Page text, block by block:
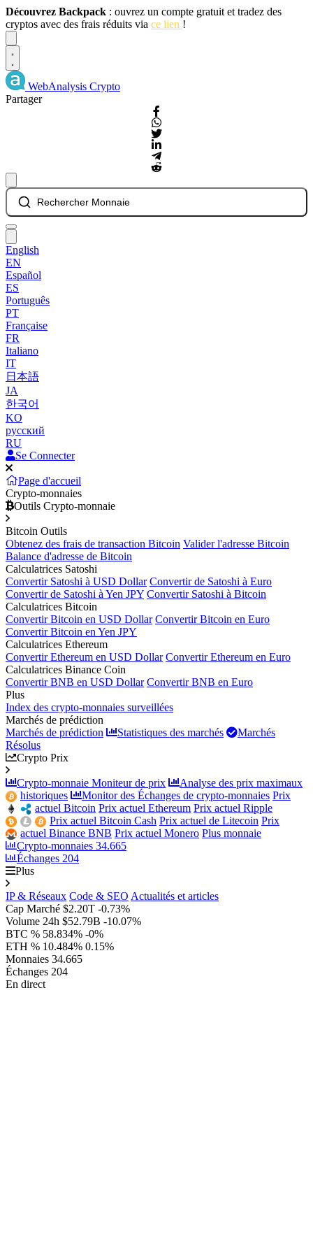
Découvrez Backpack : ouvrez un compte gratuit et tradez des
cryptos avec des frais réduits via ce lien !
WebAnalysis Crypto
Partager
Rechercher Monnaie
English
EN
Español
ES
Português
PT
Française
FR
Italiano
IT
日本語
JA
한국어
KO
русский
RU
Se Connecter
Page d'accueil
Crypto-monnaies
Outils Crypto-monnaie
Bitcoin Outils
Obtenez des frais de transaction Bitcoin Valider l'adresse Bitcoin
Balance d'adresse de Bitcoin
Calculatrices Satoshi
Convertir Satoshi à USD Dollar Convertir de Satoshi à Euro
Convertir de Satoshi à Yen JPY Convertir Satoshi à Bitcoin
Calculatrices Bitcoin
Convertir Bitcoin en USD Dollar Convertir Bitcoin en Euro
Convertir Bitcoin en Yen JPY
Calculatrices Ethereum
Convertir Ethereum en USD Dollar Convertir Ethereum en Euro
Calculatrices Binance Coin
Convertir BNB en USD Dollar Convertir BNB en Euro
Plus
Index des crypto-monnaies surveillées
Marchés de prédiction
Marchés de prédiction
Statistiques des marchés
Marchés
Résolus
Crypto Prix
Crypto-monnaie Moniteur de prix
Analyse des prix maximaux
historiques
Monitor des Échanges de crypto-monnaies Prix
actuel Bitcoin Prix actuel Ethereum Prix actuel Ripple
Prix actuel Bitcoin Cash Prix actuel de Litecoin Prix
actuel Binance BNB Prix actuel Monero Plus monnaie
Crypto-monnaies 34.665
Échanges 204
Plus
IP & Réseaux Code & SEO Actualités et articles
Cap Marché $2.20T -0.73%
Volume 24h $52.79B -10.07%
BTC % 58.834% -0%
ETH % 10.484% 0.15%
Monnaies 34.665
Échanges 204
En direct